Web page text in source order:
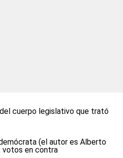
cuerpo legislativo que trató
(el autor es Alberto
votos en contra